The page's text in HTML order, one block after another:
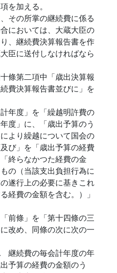
を加える。
その所掌の継続費に係る
においては、大蔵大臣の
、継続費決算報告書を作
臣に送付しなければなら
條第二項中「歳出決算報
費決算報告書並びに」を
年度」を「繰越明許費の
度」に、「歳出予算のう
より繰越について国会の
び」を「歳出予算の経費
終らなかつた経費の金
の（当該支出負担行為に
遂行上の必要に基きこれ
経費の金額を含む。）」
前條」を「第十四條の三
改め、同條の次に次の一
継続費の毎会計年度の年
予算の経費の金額のう